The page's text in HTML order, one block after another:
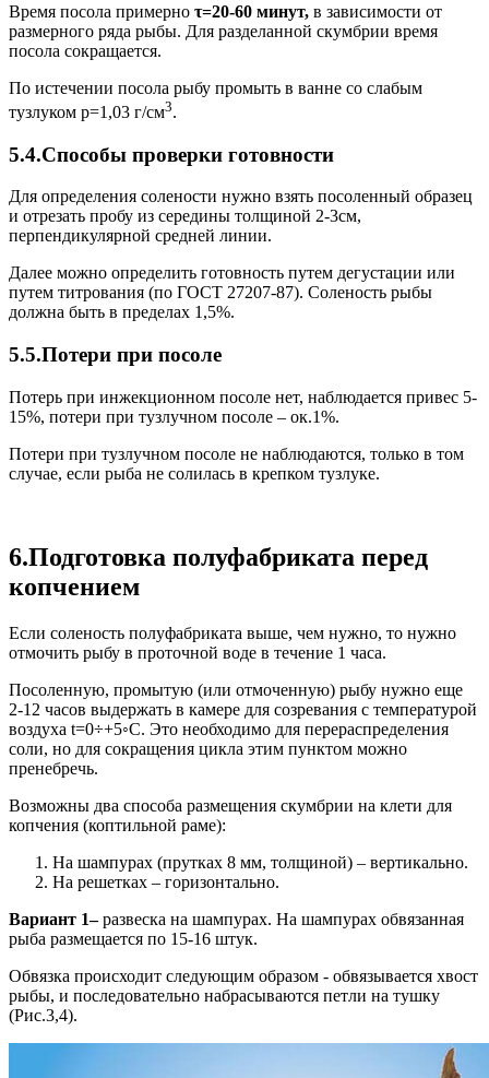
Время посола примерно τ=20-60 минут, в зависимости от
размерного ряда рыбы. Для разделанной скумбрии время
посола сокращается.
По истечении посола рыбу промыть в ванне со слабым
тузлуком р=1,03 г/см3.
5.4.Способы проверки готовности
Для определения солености нужно взять посоленный образец
и отрезать пробу из середины толщиной 2-3см,
перпендикулярной средней линии.
Далее можно определить готовность путем дегустации или
путем титрования (по ГОСТ 27207-87). Соленость рыбы
должна быть в пределах 1,5%.
5.5.Потери при посоле
Потерь при инжекционном посоле нет, наблюдается привес 5-
15%, потери при тузлучном посоле – ок.1%.
Потери при тузлучном посоле не наблюдаются, только в том
случае, если рыба не солилась в крепком тузлуке.
6.Подготовка полуфабриката перед
копчением
Если соленость полуфабриката выше, чем нужно, то нужно
отмочить рыбу в проточной воде в течение 1 часа.
Посоленную, промытую (или отмоченную) рыбу нужно еще
2-12 часов выдержать в камере для созревания с температурой
воздуха t=0÷+5◦С. Это необходимо для перераспределения
соли, но для сокращения цикла этим пунктом можно
пренебречь.
Возможны два способа размещения скумбрии на клети для
копчения (коптильной раме):
На шампурах (прутках 8 мм, толщиной) – вертикально.
На решетках – горизонтально.
Вариант 1–развеска на шампурах. На шампурах обвязанная
рыба размещается по 15-16 штук.
Обвязка происходит следующим образом - обвязывается хвост
рыбы, и последовательно набрасываются петли на тушку
(Рис.3,4).